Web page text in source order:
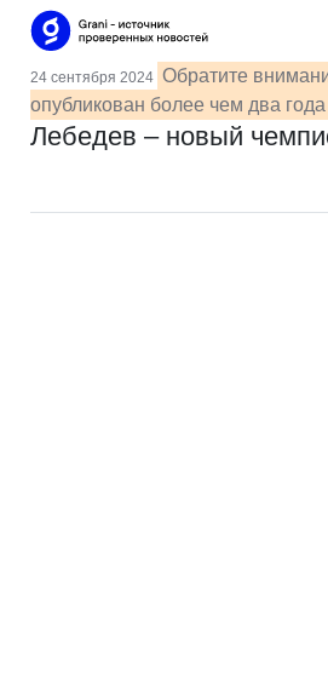
24 сентября 2024 Обратите
опубликован более чем два года
Лебедев – новый